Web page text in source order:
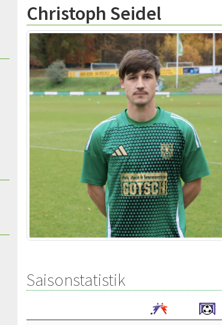
Christoph Seidel
Saisonstatistik